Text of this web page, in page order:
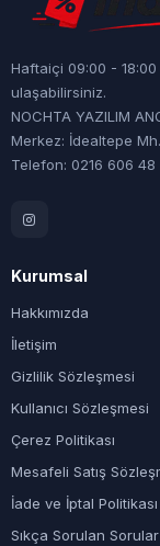
Haftaiçi 09:00 -
ulaşabilirsiniz.
NOCHTA YAZILIM
Merkez: İdealtepe
Telefon: 0216 606 48
Kurumsal
Hakkımızda
İletişim
Gizlilik Sözleşmesi
Kullanıcı Sözleşmesi
Çerez Politikası
Mesafeli Satış
İade ve İptal Politikası
Sıkça Sorulan Sorular